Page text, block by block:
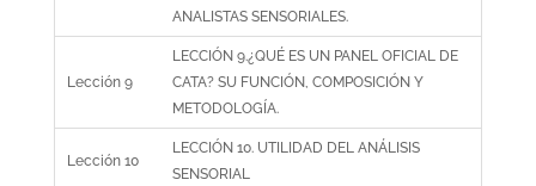
ANALISTAS SENSORIALES.
Lección 9
LECCIÓN 9.¿QUÉ ES UN PANEL OFICIAL DE
CATA? SU FUNCIÓN, COMPOSICIÓN Y
METODOLOGÍA.
Lección 10
LECCIÓN 10. UTILIDAD DEL ANÁLISIS
SENSORIAL